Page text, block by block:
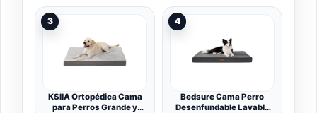
pequeño para Perro con
Funda Lavable extraíble y
Juguetes chirriadores
como Regalo
Impermeable Lavable con
Espuma Viscoelástica,
Sofá Perro Desmontable,
Gris
3
KSIIA Ortopédica Cama
para Perros Grande y
4
Bedsure Cama Perro
Desenfundable Lavable